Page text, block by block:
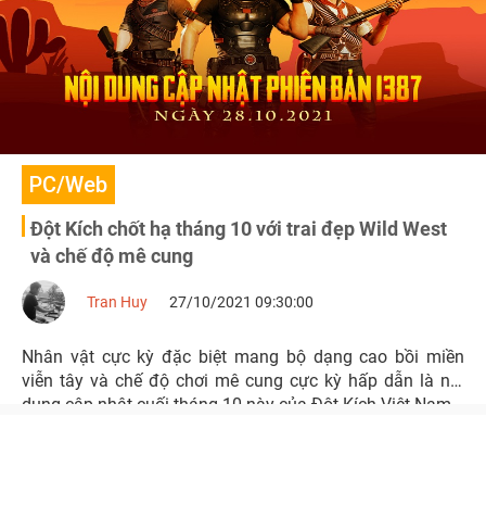
PC/Web
Đột Kích chốt hạ tháng 10 với trai đẹp Wild West
và chế độ mê cung
Tran Huy 27/10/2021 09:30:00
Nhân vật cực kỳ đặc biệt mang bộ dạng cao bồi miền
viễn tây và chế độ chơi mê cung cực kỳ hấp dẫn là nội
dung cập nhật cuối tháng 10 này của Đột Kích Việt Nam.